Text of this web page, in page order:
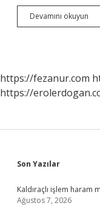
Devamını okuyun
https://fezanur.com
https://
Sidebar
Son Yazılar
Kaldıraçlı işlem haram
Ağustos 7, 2026